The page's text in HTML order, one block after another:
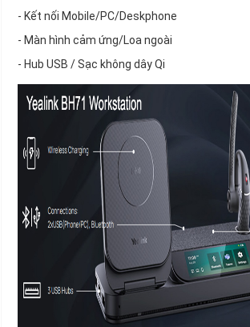
- Kết nối Mobile/PC/Deskphone
- Màn hình cảm ứng/Loa ngoài
- Hub USB / Sạc không dây Qi